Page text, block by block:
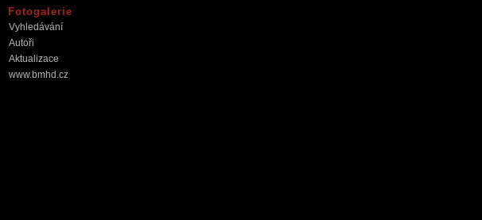
Fotogalerie
Vyhledávání
Autoři
Aktualizace
www.bmhd.cz